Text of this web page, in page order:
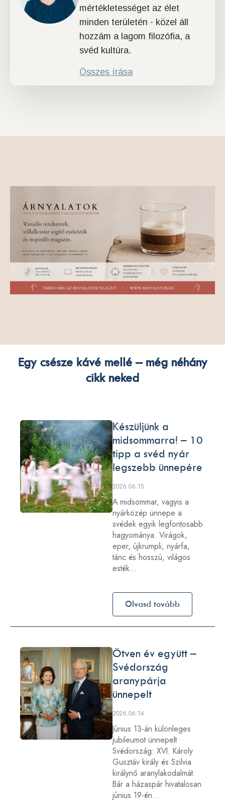
mértékletességet az élet
minden területén - közel áll
hozzám a lagom filozófia, a
svéd kultúra.
Összes írása
Egy csésze kávé mellé – még néhány
cikk neked
Készüljünk a
midsommarra! – 10
tipp a svéd nyár
legszebb ünnepére
2026.06.15.
A midsommar, vagyis a
nyárközép ünnepe a
svédek egyik legfontosabb
hagyománya. Virágok,
eper, újkrumpli, nyárfa,
tánc és hosszú, világos
esték…
Olvasd tovább
Ötven év együtt –
Svédország
aranypárja
ünnepelt
2026.06.14.
Június 13-án különleges
jubileumot ünnepelt
Svédország: XVI. Károly
Gusztáv király és Szilvia
királynő aranylakodalmát.
Bár a házaspár hivatalosan
június 19-én…